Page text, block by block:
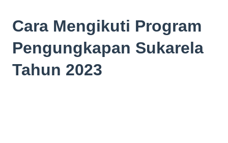
Cara Mengikuti Program
Pengungkapan Sukarela
Tahun 2023